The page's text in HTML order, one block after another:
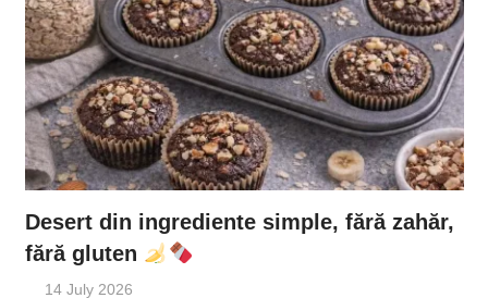
Desert din ingrediente simple, fără zahăr,
fără gluten
14 July 2026